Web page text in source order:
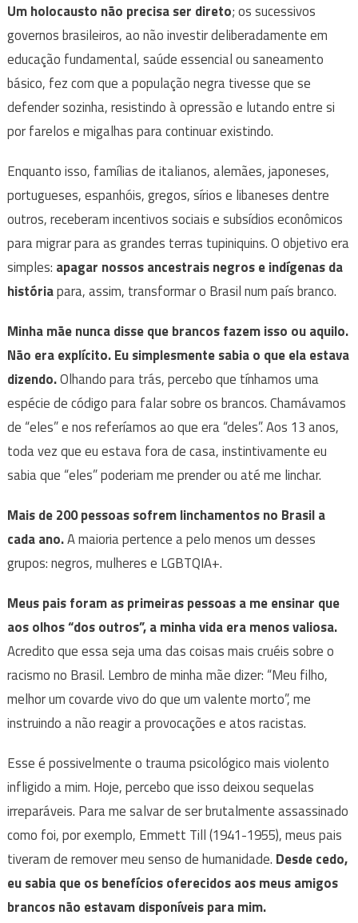
Um holocausto não precisa ser direto; os sucessivos
governos brasileiros, ao não investir deliberadamente em
educação fundamental, saúde essencial ou saneamento
básico, fez com que a população negra tivesse que se
defender sozinha, resistindo à opressão e lutando entre si
por farelos e migalhas para continuar existindo.
Enquanto isso, famílias de italianos, alemães, japoneses,
portugueses, espanhóis, gregos, sírios e libaneses dentre
outros, receberam incentivos sociais e subsídios econômicos
para migrar para as grandes terras tupiniquins. O objetivo era
simples: apagar nossos ancestrais negrose indígenas da
históriapara, assim, transformar o Brasil num país branco.
Minha mãe nunca disse que brancos fazem isso ou aquilo.
Não era explícito. Eu simplesmente sabia o que ela estava
dizendo.Olhando para trás, percebo que tínhamos uma
espécie de código para falar sobre os brancos. Chamávamos
de “eles” e nos referíamos ao que era “deles”. Aos 13 anos,
toda vez que eu estava fora de casa, instintivamente eu
sabia que “eles” poderiam me prender ou até me linchar.
Mais de 200 pessoas sofrem linchamentos no Brasil a
cada ano.A maioria pertence a pelo menos um desses
grupos: negros, mulheres e LGBTQIA+.
Meus pais foram as primeiras pessoas a me ensinar que
aos olhos “dos outros”, a minha vida era menos valiosa.
Acredito que essa seja uma das coisas mais cruéis sobre o
racismo no Brasil. Lembro de minha mãe dizer: “Meu filho,
melhor um covarde vivo do que um valente morto”, me
instruindo a não reagir a provocações e atos racistas.
Esse é possivelmente o trauma psicológico mais violento
infligido a mim. Hoje, percebo que isso deixou sequelas
irreparáveis. Para me salvar de ser brutalmente assassinado
como foi, por exemplo, Emmett Till (1941-1955), meus pais
tiveram de remover meu senso de humanidade. Desde cedo,
eu sabia que os benefícios oferecidos aos meus amigos
brancos não estavam disponíveis para mim.